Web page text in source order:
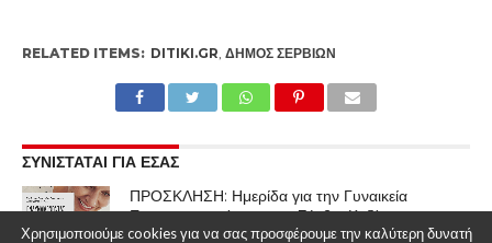
RELATED ITEMS: DITIKI.GR ΔΉΜΟΣ ΣΕΡΒΊΩΝ
ΣΥΝΙΣΤΑΤΑΙ ΓΙΑ ΕΣΑΣ
ΠΡΟΣΚΛΗΣΗ: Ημερίδα για την Γυναικεία
Επιχειρηματικότητα στα Σέρβια Κοζάνης
Χρησιμοποιούμε cookies για να σας προσφέρουμε την καλύτερη δυνατή